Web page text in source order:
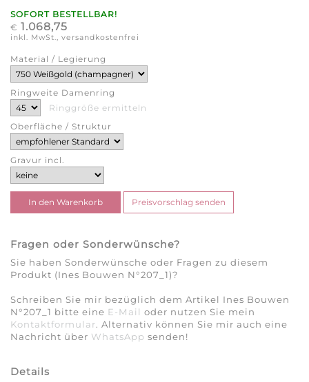
SOFORT BESTELLBAR!
€ 1.068,75
inkl. MwSt., versandkostenfrei
Material / Legierung
Ringweite Damenring
Ringgröße ermitteln
Oberfläche / Struktur
Gravur incl.
Fragen oder Sonderwünsche?
Sie haben Sonderwünsche oder Fragen zu diesem
Produkt (Ines Bouwen N°207_1)?
Schreiben Sie mir bezüglich dem Artikel Ines Bouwen
N°207_1 bitte eine E-Mail oder nutzen Sie mein
Kontaktformular. Alternativ können Sie mir auch eine
Nachricht über WhatsApp senden!
Details